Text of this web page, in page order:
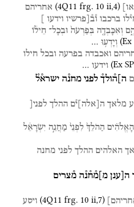
(4Q11 frg. 10 ii,4)
אחריהם
ברכבו ו֯ב֯[פרשיו וידעו
וְאִכָּבְדָ֤ה בְּפַרְעֹה֙ וּבְכָל־ חֵיל֔וֹ
(Ex וְיָדְע֥וּ …
ואכבדה בפרעה ובכל חילו
(Ex SP וידעו …
ה]ה֯ולך֯ לפני מחנ֯ה ישרא֯ל֯
מלאך ה אלה י֯ם ההלך לפני[
הָאֱלֹהִ֗ים הַהֹלֵךְ֙ לִפְנֵי֙ מַחֲנֵ֣ה יִשְׂרָאֵ֔ל
האלהים ההלך לפני מחנה
ה[ענן מ]מ֯ח֯נ֯ה מ֯צרים
(4Q11 frg. 10 ii,7)
ויסע